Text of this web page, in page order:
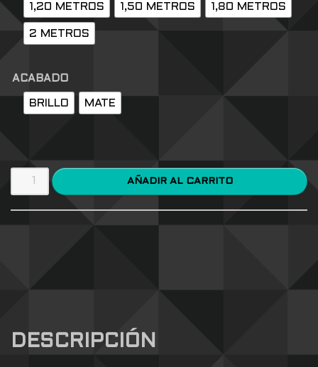
1,20 METROS 1,50 METROS 1,80 METROS
2 METROS
ACABADO
BRILLO MATE
AÑADIR AL CARRITO
DESCRIPCIÓN